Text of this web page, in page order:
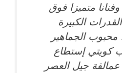
متميزا فوق
الكبيرة
محبوب الجماهير
كويتي إستطاع
جيل العصر